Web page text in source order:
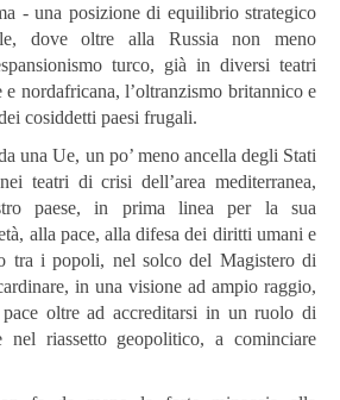
- una posizione di equilibrio strategico
dove oltre alla Russia non meno
turco, già in diversi teatri
e nordafricana, l’oltranzismo britannico e
cosiddetti paesi frugali.
una Ue, un po’ meno ancella degli Stati
teatri di crisi dell’area mediterranea,
paese, in prima linea per la sua
alla pace, alla difesa dei diritti umani e
tra i popoli, nel solco del Magistero di
in una visione ad ampio raggio,
oltre ad accreditarsi in un ruolo di
nel riassetto geopolitico, a cominciare